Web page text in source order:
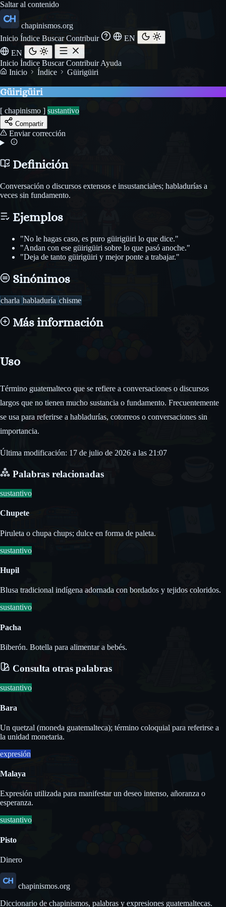
Saltar al contenido
chapinismos.org
Inicio Índice BuscarContribuir
EN
EN
Inicio Índice BuscarContribuirAyuda
Inicio
Índice Güirigüiri
Güirigüiri
[ chapinismo ] sustantivo
Compartir
Enviar corrección
Definición
Conversación o discursos extensos e insustanciales; habladurías a
veces sin fundamento.
Ejemplos
"No le hagas caso, es puro güirigüiri lo que dice."
"Andan con ese güirigüiri sobre lo que pasó anoche."
"Deja de tanto güirigüiri y mejor ponte a trabajar."
Sinónimos
charla habladuría chisme
Más información
Uso
Término guatemalteco que se refiere a conversaciones o discursos
largos que no tienen mucho sustancia o fundamento. Frecuentemente
se usa para referirse a habladurías, cotorreos o conversaciones sin
importancia.
Última modificación: 17 de julio de 2026 a las 21:07
Palabras relacionadas
sustantivo
Chupete
Piruleta o chupa chups; dulce en forma de paleta.
sustantivo
Hupil
Blusa tradicional indígena adornada con bordados y tejidos coloridos.
sustantivo
Pacha
Biberón. Botella para alimentar a bebés.
Consulta otras palabras
sustantivo
Bara
Un quetzal (moneda guatemalteca); término coloquial para referirse a
la unidad monetaria.
expresión
Malaya
Expresión utilizada para manifestar un deseo intenso, añoranza o
esperanza.
sustantivo
Pisto
Dinero
chapinismos.org
Diccionario de chapinismos, palabras y expresiones guatemaltecas.